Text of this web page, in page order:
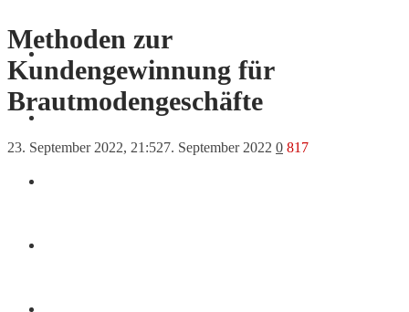
Methoden zur
Kundengewinnung für
Brautmodengeschäfte
23. September 2022, 21:527. September 2022 0 817